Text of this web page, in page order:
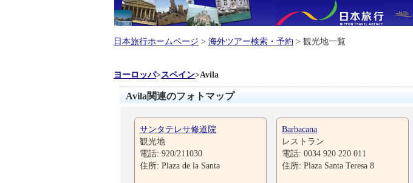
日本旅行ホームページ > 海外ツアー検索・予約 > 観光地一覧
ヨーロッパ>スペイン>Avila
Avila関連のフォトマップ
サンタテレサ修道院
観光地
電話: 920/211030
住所: Plaza de la Santa
Barbacana
レストラン
電話: 0034 920 220 011
住所: Plaza Santa Teresa 8